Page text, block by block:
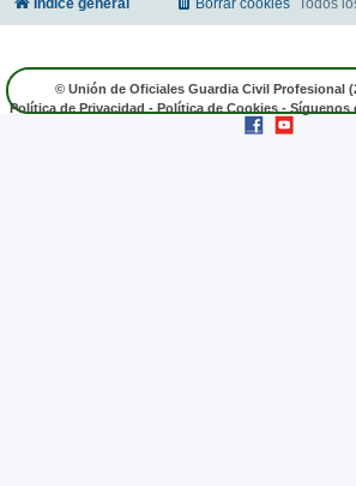
© Unión de Oficiales Guardia Civil Profesional
Política de Privacidad - Política de Cookies - Síguenos